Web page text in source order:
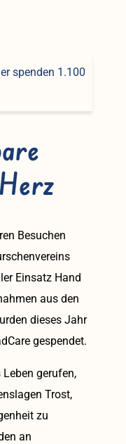
Besuchen
Einsatz Hand
aus den
dieses Jahr
gespendet.
gerufen,
Trost,
zu
an